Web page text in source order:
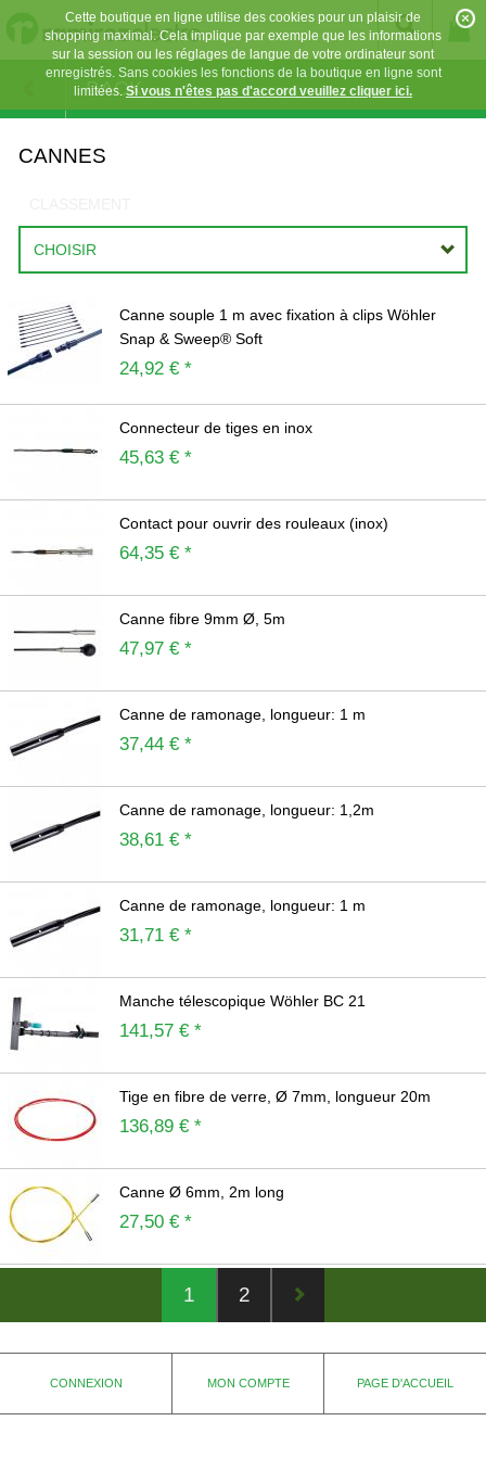
Cette boutique en ligne utilise des cookies pour un plaisir de
shopping maximal. Cela implique par exemple que les informations
sur la session ou les réglages de langue de votre ordinateur sont
enregistrés. Sans cookies les fonctions de la boutique en ligne sont
limitées. Si vous n'êtes pas d'accord veuillez cliquer ici.
BACK
CANNES
CHOISIR
Canne souple 1 m avec fixation à clips Wöhler
Snap & Sweep® Soft
24,92 € *
Connecteur de tiges en inox
45,63 € *
Contact pour ouvrir des rouleaux (inox)
64,35 € *
Canne fibre 9mm Ø, 5m
47,97 € *
Canne de ramonage, longueur: 1 m
37,44 € *
Canne de ramonage, longueur: 1,2m
38,61 € *
Canne de ramonage, longueur: 1 m
31,71 € *
Manche télescopique Wöhler BC 21
141,57 € *
Tige en fibre de verre, Ø 7mm, longueur 20m
136,89 € *
Canne Ø 6mm, 2m long
27,50 € *
1 2
CONNEXION MON COMPTE PAGE D'ACCUEIL